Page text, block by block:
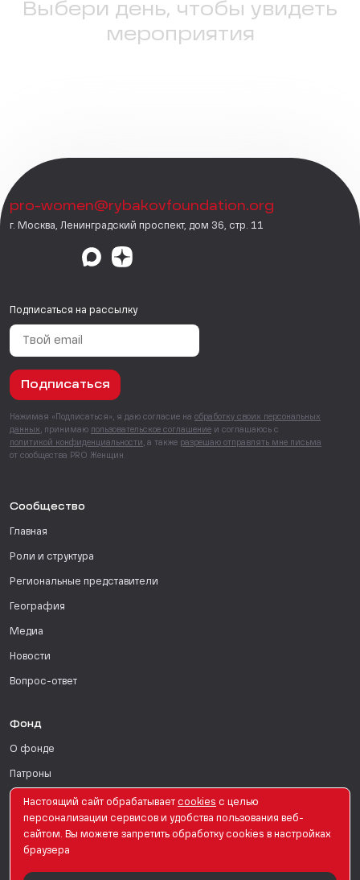
Выбери день, чтобы увидеть
мероприятия
pro-women@rybakovfoundation.org
г. Москва, Ленинградский проспект, дом 36, стр. 11
Подписаться на рассылку
Подписаться
Нажимая «Подписаться», я даю согласие на обработку своих персональных
данных , принимаю пользовательское соглашение и соглашаюсь с
политикой конфиденциальности , а также разрешаю отправлять мне письма
от сообщества PRO Женщин.
Сообщество
Главная
Роли и структура
Региональные представители
География
Медиа
Новости
Вопрос-ответ
Фонд
О фонде
Патроны
Поддержать
Для СМИ
Настоящий сайт обрабатывает сookies с целью
персонализации сервисов и удобства пользования веб-
сайтом. Вы можете запретить обработку сookies в настройках
браузера